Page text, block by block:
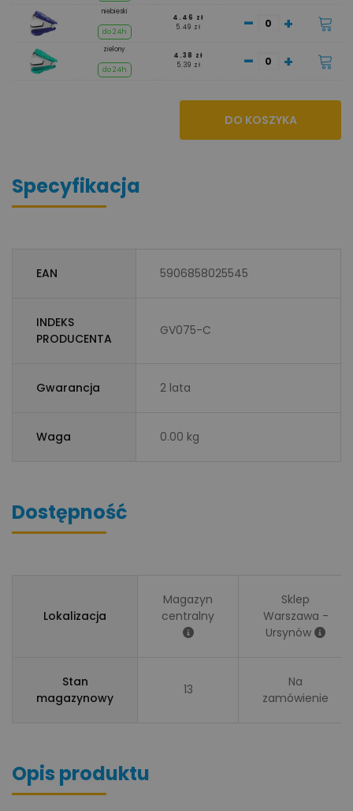
niebieski
do 24h
4.46 zł
5.49 zł
- +
zielony
do 24h
4.38 zł
5.39 zł
- +
DO KOSZYKA
Specyfikacja
EAN 5906858025545
INDEKS
PRODUCENTA
GV075-C
Gwarancja 2 lata
Waga 0.00 kg
Dostępność
Lokalizacja
Magazyn
centralny
Sklep
Warszawa -
Ursynów
Stan
magazynowy
13
Na
zamówienie
Opis produktu